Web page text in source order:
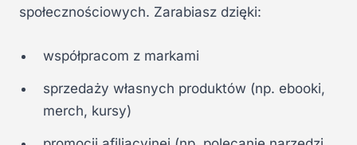
społecznościowych. Zarabiasz dzięki:
współpracom z markami
sprzedaży własnych produktów (np. ebooki,
merch, kursy)